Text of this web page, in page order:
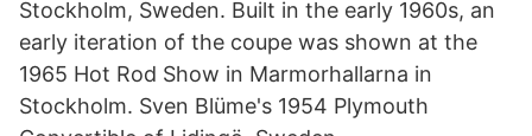
Stockholm, Sweden. Built in the early 1960s, an
early iteration of the coupe was shown at the
1965 Hot Rod Show in Marmorhallarna in
Stockholm. Sven Blüme's 1954 Plymouth